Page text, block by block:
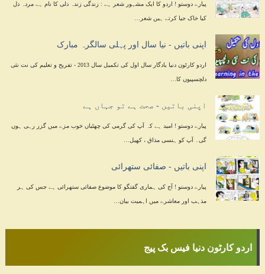
پیارے دوستو ! اردو کا ایک مشہور شعر ہے : زندگی زندہ دلی کا نام ہے مردہ دل
کیا خاک جیا کرتے ہیں شعر…
اپنی باتیں - نیا سال اور پہلی سالگرہ مبارک
اردو کارٹون دنیا یادگار سال اول کی تکمیل سال 2013 - تفریح و تعلیم کی نت نئی
دلچسپیوں کا…
اپنی باتیں - صحت ہے تو جہاں ہے
پیارے دوستو ! امید ہے کہ آپ کی گرمی کی چھٹیاں خوب مزے میں گزر رہی ہوں
گی۔ آپ کو ہنسی مذاق ، کھیل…
اپنی باتیں - صفائی ستھرائی
پیارے دوستو ! آج کی ہماری گفتگو کا موضوع صفائی ستھرائی ہے جس کی ہر
مذہب اور معاشرے میں اہمیت بیان…
اردو کارٹون دنیا فیس بک پیج